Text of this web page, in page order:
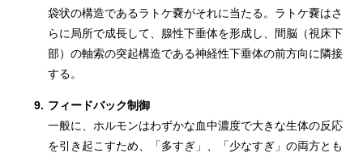
袋状の構造であるラトケ嚢がそれに当たる。ラトケ嚢はさ
らに局所で成長して、腺性下垂体を形成し、間脳（視床下
部）の軸索の突起構造である神経性下垂体の前方向に隣接
する。
9. フィードバック制御
一般に、ホルモンはわずかな血中濃度で大きな生体の反応
を引き起こすため、「多すぎ」、「少なすぎ」の両方とも